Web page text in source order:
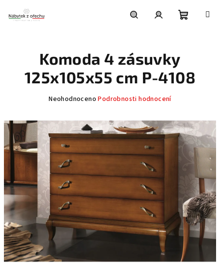
obsah
Komoda 4 zásuvky
125x105x55 cm P-4108
Průměrné
produktu
0,0
hvězdiček.
Neohodnoceno Podrobnosti hodnocení